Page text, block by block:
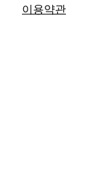
이용약관